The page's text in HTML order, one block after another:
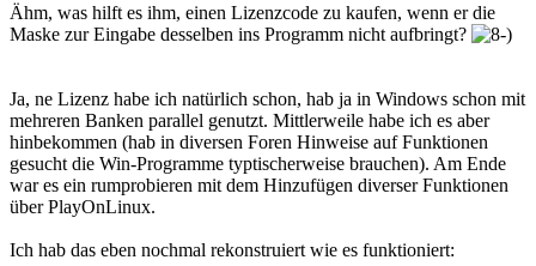
Ähm, was hilft es ihm, einen Lizenzcode zu kaufen, wenn er die
Maske zur Eingabe desselben ins Programm nicht aufbringt?
Ja, ne Lizenz habe ich natürlich schon, hab ja in Windows schon mit
mehreren Banken parallel genutzt. Mittlerweile habe ich es aber
hinbekommen (hab in diversen Foren Hinweise auf Funktionen
gesucht die Win-Programme typtischerweise brauchen). Am Ende
war es ein rumprobieren mit dem Hinzufügen diverser Funktionen
über PlayOnLinux.
Ich hab das eben nochmal rekonstruiert wie es funktioniert: